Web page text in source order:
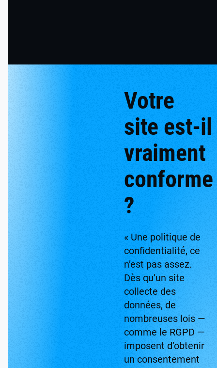
Votre
site est-il
vraiment
conforme
?
« Une politique de
confidentialité, ce
n’est pas assez.
Dès qu’un site
collecte des
données, de
nombreuses lois —
comme le RGPD —
imposent d’obtenir
un consentement